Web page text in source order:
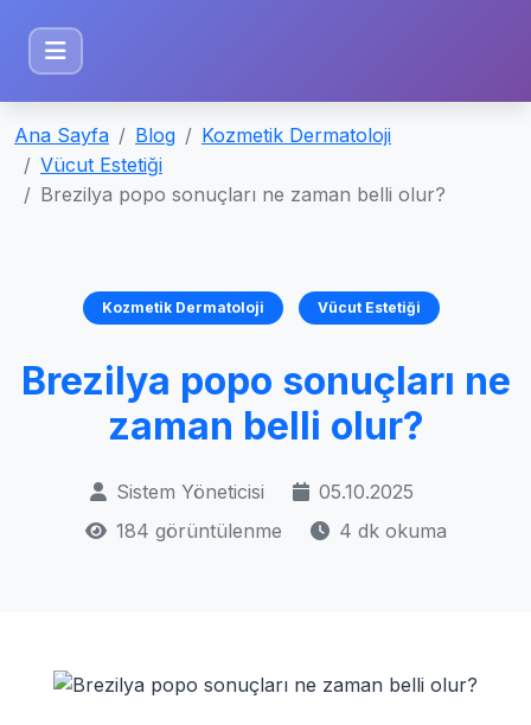
Ana Sayfa Blog
Kozmetik Dermatoloji
Vücut Estetiği
Brezilya popo sonuçları ne zaman belli olur?
Kozmetik Dermatoloji Vücut Estetiği
Brezilya popo sonuçları ne
zaman belli olur?
Sistem Yöneticisi
05.10.2025
184 görüntülenme
4 dk okuma